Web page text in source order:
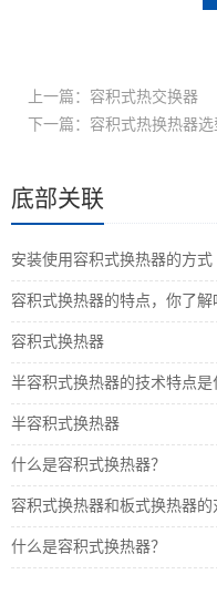
上一篇：容积式热交换器
下一篇：容积式热换热器选
底部关联
安装使用容积式换热器的方式
容积式换热器​的特点，你了解
容积式换热器
半容积式换热器的技术特点是
半容积式换热器
什么是容积式换热器？
容积式换热器和板式换热器的
什么是容积式换热器？